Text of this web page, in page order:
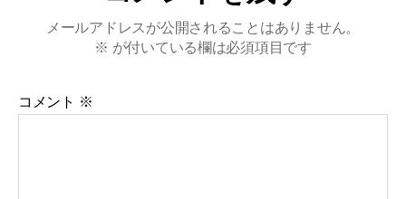
メールアドレスが公開されることはありません。
※ が付いている欄は必須項目です
コメント ※